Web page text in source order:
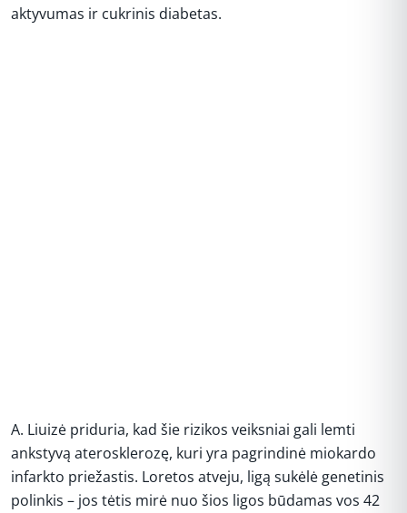
aktyvumas ir cukrinis diabetas.
A. Liuizė priduria, kad šie rizikos veiksniai gali lemti
ankstyvą aterosklerozę, kuri yra pagrindinė miokardo
infarkto priežastis. Loretos atveju, ligą sukėlė genetinis
polinkis – jos tėtis mirė nuo šios ligos būdamas vos 42